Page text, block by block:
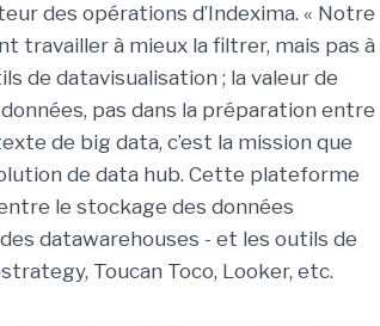
des opérations d’Indexima. « Notre
travailler à mieux la filtrer, mais pas à
de datavisualisation ; la valeur de
pas dans la préparation entre
de big data, c’est la mission que
de data hub. Cette plateforme
le stockage des données
datawarehouses - et les outils de
Toucan Toco, Looker, etc.